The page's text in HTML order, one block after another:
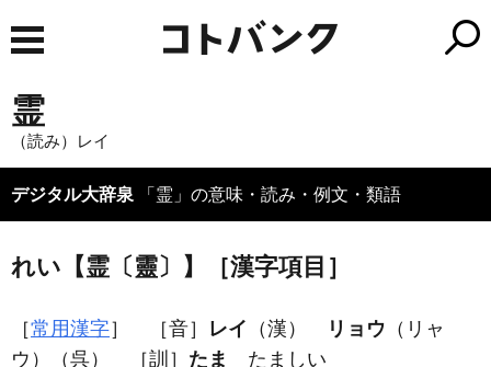
霊
（読み）レイ
デジタル大辞泉 「霊」の意味・読み・例文・類語
れい【霊〔靈〕】［漢字項目］
［常用漢字］ ［音］ レイ （漢） リョウ （リャ
ウ）（呉） ［訓］ たま
たましい